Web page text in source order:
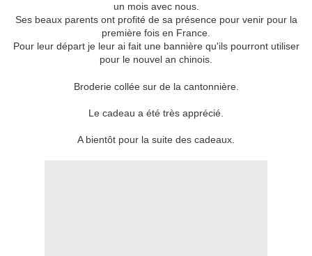
un mois avec nous.
Ses beaux parents ont profité de sa présence pour venir pour la
première fois en France.
Pour leur départ je leur ai fait une bannière qu'ils pourront utiliser
pour le nouvel an chinois.
Broderie collée sur de la cantonnière.
Le cadeau a été très apprécié.
A bientôt pour la suite des cadeaux.